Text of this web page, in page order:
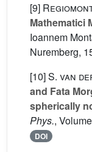
[9]
Mathematici
Ioannem
Nuremberg,
[10]S. van
and Fata
spherically
Phys.,
DOI